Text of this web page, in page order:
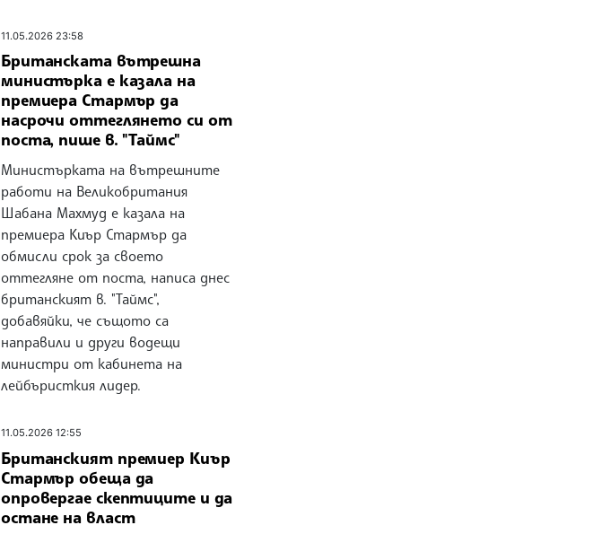
11.05.2026 23:58
Британската вътрешна
министърка е казала на
премиера Стармър да
насрочи оттеглянето си от
поста, пише в. "Таймс"
Министърката на вътрешните
работи на Великобритания
Шабана Махмуд е казала на
премиера Киър Стармър да
обмисли срок за своето
оттегляне от поста, написа днес
британският в. "Таймс",
добавяйки, че същото са
направили и други водещи
министри от кабинета на
лейбъристкия лидер.
11.05.2026 12:55
Британският премиер Киър
Стармър обеща да
опровергае скептиците и да
остане на власт